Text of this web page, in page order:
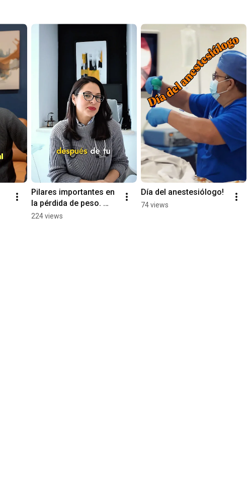
Pilares importantes en
la pérdida de peso.
#bariatricsurgery
224 views
Día del anestesiólogo!
74 views